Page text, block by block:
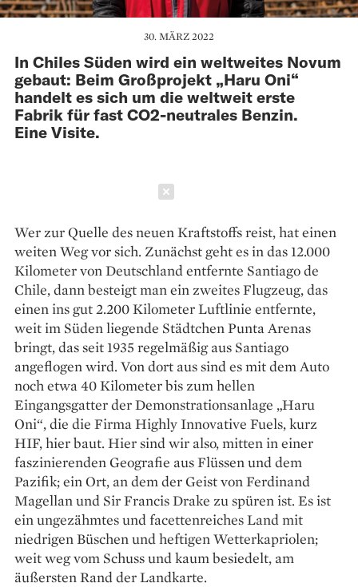
30. MÄRZ 2022
In Chiles Süden wird ein weltweites Novum
gebaut: Beim Großprojekt „Haru Oni“
handelt es sich um die weltweit erste
Fabrik für fast CO2-neutrales Benzin.
Eine Visite.
Wer zur Quelle des neuen Kraftstoffs reist, hat einen
weiten Weg vor sich. Zunächst geht es in das 12.000
Kilometer von Deutschland entfernte Santiago de
Chile, dann besteigt man ein zweites Flugzeug, das
einen ins gut 2.200 Kilometer Luftlinie entfernte,
weit im Süden liegende Städtchen Punta Arenas
bringt, das seit 1935 regelmäßig aus Santiago
angeflogen wird. Von dort aus sind es mit dem Auto
noch etwa 40 Kilometer bis zum hellen
Eingangsgatter der Demonstrationsanlage „Haru
Oni“, die die Firma Highly Innovative Fuels, kurz
HIF, hier baut. Hier sind wir also, mitten in einer
faszinierenden Geografie aus Flüssen und dem
Pazifik; ein Ort, an dem der Geist von Ferdinand
Magellan und Sir Francis Drake zu spüren ist. Es ist
ein unge­zähmtes und facettenreiches Land mit
niedrigen Büschen und heftigen Wetterkapriolen;
weit weg vom Schuss und kaum besiedelt, am
äußersten Rand der Landkarte.